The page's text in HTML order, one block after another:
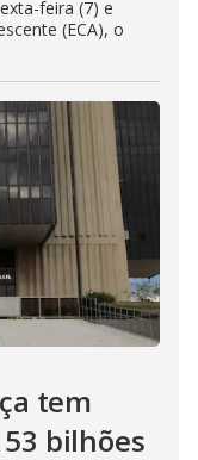
feira (7) e
(ECA), o
tem
bilhões